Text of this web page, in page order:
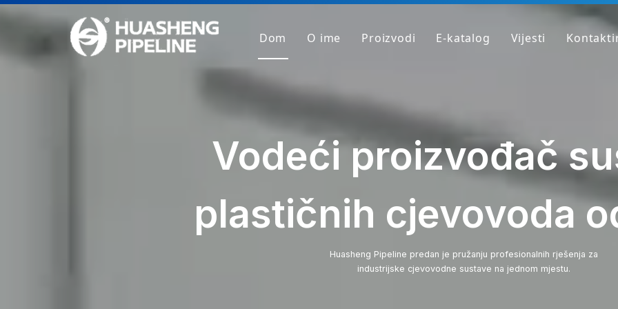
Dom O ime
Nabavite uzorak
Proizvodi
Prozirna PVC cijev/priključak/ventil
PPH cijev
PPH ugradnja
E-katalog Vijesti
Vodeći proizvođač
plastičnih cjevovoda
Huasheng Pipeline predan je pružanju profesionalnih rješenja za
industrijske cjevovodne sustave na jednom mjestu.